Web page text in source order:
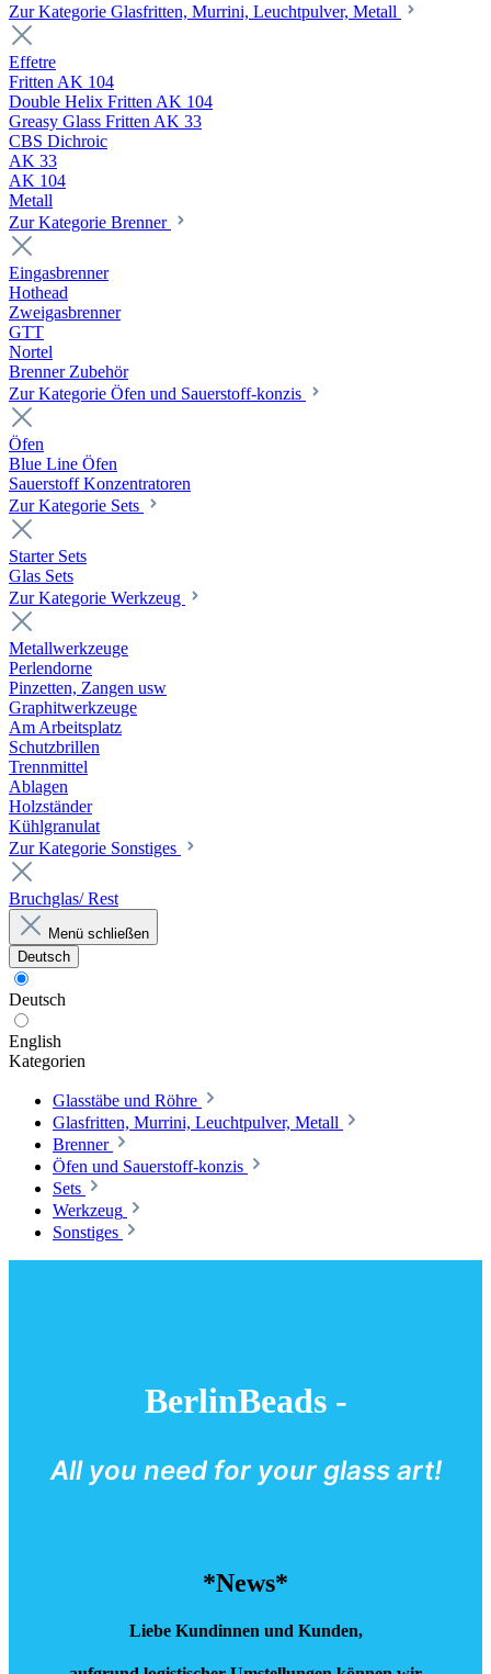
Zur Kategorie Glasfritten, Murrini, Leuchtpulver, Metall
Effetre
Fritten AK 104
Double Helix Fritten AK 104
Greasy Glass Fritten AK 33
CBS Dichroic
AK 33
AK 104
Metall
Zur Kategorie Brenner
Eingasbrenner
Hothead
Zweigasbrenner
GTT
Nortel
Brenner Zubehör
Zur Kategorie Öfen und Sauerstoff-konzis
Öfen
Blue Line Öfen
Sauerstoff Konzentratoren
Zur Kategorie Sets
Starter Sets
Glas Sets
Zur Kategorie Werkzeug
Metallwerkzeuge
Perlendorne
Pinzetten, Zangen usw
Graphitwerkzeuge
Am Arbeitsplatz
Schutzbrillen
Trennmittel
Ablagen
Holzständer
Kühlgranulat
Zur Kategorie Sonstiges
Bruchglas/ Rest
Menü schließen
Deutsch
Deutsch
English
Kategorien
Glasstäbe und Röhre
Glasfritten, Murrini, Leuchtpulver, Metall
Brenner
Öfen und Sauerstoff-konzis
Sets
Werkzeug
Sonstiges
BerlinBeads -
All you need for your glass art!
*News*
Liebe Kundinnen und Kunden,